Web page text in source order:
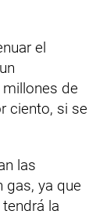
el
de
ciento, si se
las
gas, ya que
la